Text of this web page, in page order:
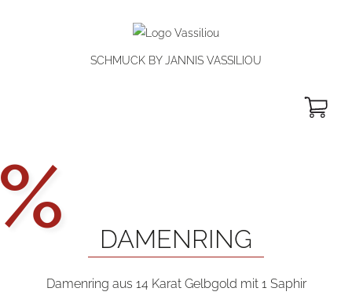
SCHMUCK BY JANNIS VASSILIOU
DAMENRING
Damenring aus 14 Karat Gelbgold mit 1 Saphir